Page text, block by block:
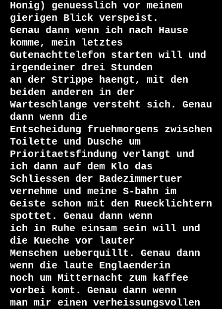
Honig) genuesslich vor meinem
gierigen Blick verspeist.
Genau dann wenn ich nach Hause
komme, mein letztes
Gutenachttelefon starten will und
irgendeiner drei Stunden
an der Strippe haengt, mit den
beiden anderen in der
Warteschlange versteht sich. Genau
dann wenn die
Entscheidung fruehmorgens zwischen
Toilette und Dusche um
Prioritaetsfindung verlangt und
ich dann auf dem Klo das
Schliessen der Badezimmertuer
vernehme und meine S-bahn im
Geiste schon mit den Ruecklichtern
spottet. Genau dann wenn
ich in Ruhe einsam sein will und
die Kueche vor lauter
Menschen ueberquillt. Genau dann
wenn die laute Englaenderin
noch um Mitternacht zum kaffee
vorbei komt. Genau dann wenn
man mir einen verheissungsvollen